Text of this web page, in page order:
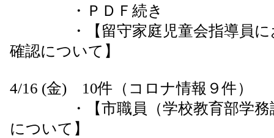
・ＰＤＦ続き
・【留守家庭児童会指導員にお
確認について】
4/16 (金) 10件（コロナ情報９件）
・【市職員（学校教育部学務課
について】